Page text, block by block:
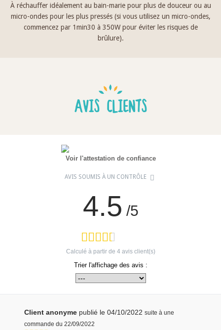
À réchauffer idéalement au bain-marie pour plus de douceur ou au
micro-ondes pour les plus pressés (si vous utilisez un micro-ondes,
commencez par 1min30 à 350W pour éviter les risques de
brûlure).
AVIS CLIENTS
Voir l'attestation de confiance
AVIS SOUMIS À UN CONTRÔLE
4.5 /5
Calculé à partir de 4avis client(s)
Trier l'affichage des avis :
Client anonyme publié le 04/10/2022 suite à une
commande du 22/09/2022